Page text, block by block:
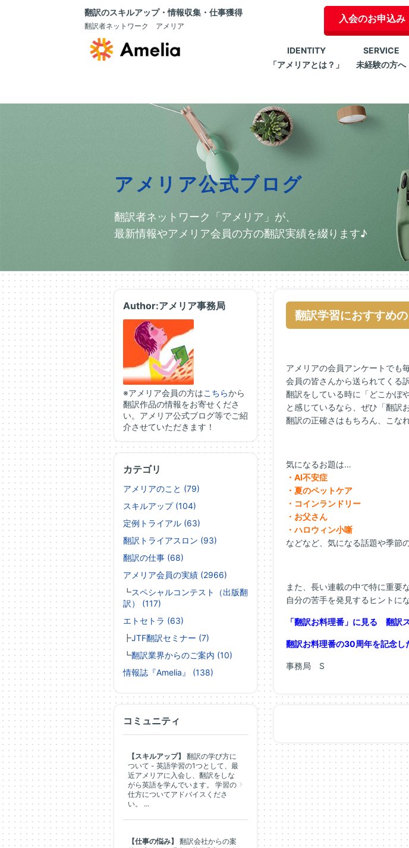
翻訳のスキルアップ・情報収集・仕事獲得
翻訳者ネットワーク アメリア
入会のお申込み
IDENTITY
「アメリアとは？」
SERVICE
未経験の方へ
アメリア公式ブログ
翻訳者ネットワーク「アメリア」が、
最新情報やアメリア会員の方の翻訳実績を綴ります♪
翻訳学習におすすめ
アメリアの会員アンケートでも
会員の皆さんから送られてくる
翻訳をしている時に「どこかぼ
と感じているなら、ぜひ「翻訳
翻訳の正確さはもちろん、こな
気になるお題は…
・AI不安症
・夏のペットケア
・コインランドリー
・お父さん
・ハロウィン小噺
などなど、気になる話題や季節
また、長い連載の中で特に重要
自分の苦手を発見するヒントに
「翻訳お料理番」に見る 翻訳
翻訳お料理番の30周年を記念し
事務局 S
Author:アメリア事務局
※アメリア会員の方はこちらから
翻訳作品の情報をお寄せくださ
い。アメリア公式ブログ等でご紹
介させていただきます！
カテゴリ
アメリアのこと (79)
スキルアップ (104)
定例トライアル (63)
翻訳トライアスロン (93)
翻訳の仕事 (68)
アメリア会員の実績 (2966)
┗スペシャルコンテスト（出版翻
訳） (117)
エトセトラ (63)
┣JTF翻訳セミナー (7)
┗翻訳業界からのご案内 (10)
情報誌『Amelia』 (138)
コミュニティ
【スキルアップ】
翻訳の学び方に
ついて - 英語学習の1つとして、最
近アメリアに入会し、翻訳をしな
がら英語を学んでいます。 学習の
仕方についてアドバイスくださ
い。 ...
【仕事の悩み】
翻訳会社からの案